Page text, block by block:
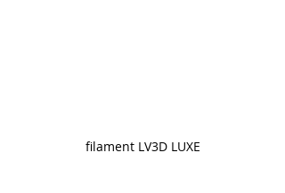
filament LV3D LUXE